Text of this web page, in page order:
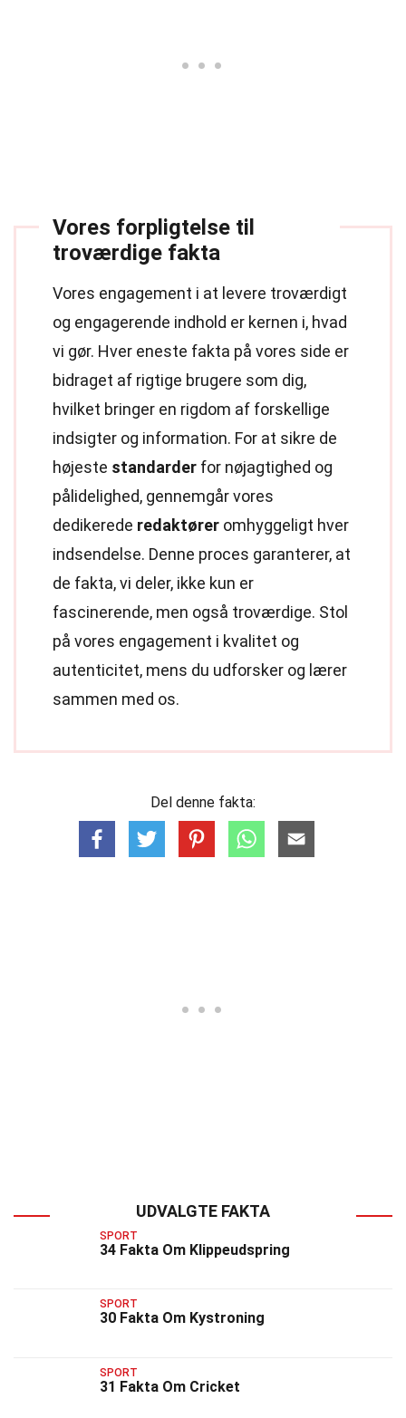
Vores forpligtelse til
troværdige fakta
Vores engagement i at levere troværdigt
og engagerende indhold er kernen i, hvad
vi gør. Hver eneste fakta på vores side er
bidraget af rigtige brugere som dig,
hvilket bringer en rigdom af forskellige
indsigter og information. For at sikre de
højeste standarder for nøjagtighed og
pålidelighed, gennemgår vores
dedikerede redaktører omhyggeligt hver
indsendelse. Denne proces garanterer, at
de fakta, vi deler, ikke kun er
fascinerende, men også troværdige. Stol
på vores engagement i kvalitet og
autenticitet, mens du udforsker og lærer
sammen med os.
Del denne fakta:
UDVALGTE FAKTA
SPORT
34 Fakta Om Klippeudspring
SPORT
30 Fakta Om Kystroning
SPORT
31 Fakta Om Cricket